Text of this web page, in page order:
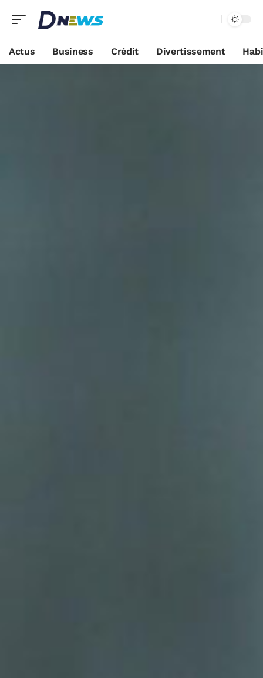
Actus Business Crédit Divertissement